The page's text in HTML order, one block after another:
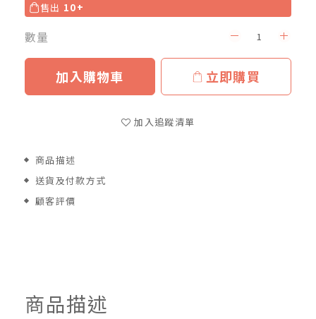
售出 10+
數量
加入購物車 立即購買
加入追蹤清單
商品描述
送貨及付款方式
顧客評價
商品描述